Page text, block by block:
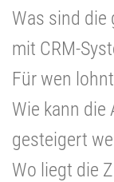
Was sind die
mit CRM-
Für wen
Wie kann die
gesteigert
Wo liegt die